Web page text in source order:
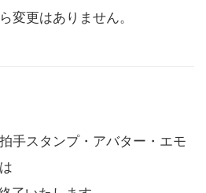
変更はありません。
手スタンプ・アバター・エモ